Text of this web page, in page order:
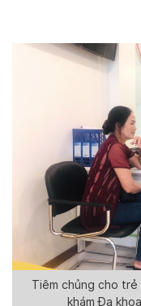
Tiêm chủng cho trẻ
khám Đa